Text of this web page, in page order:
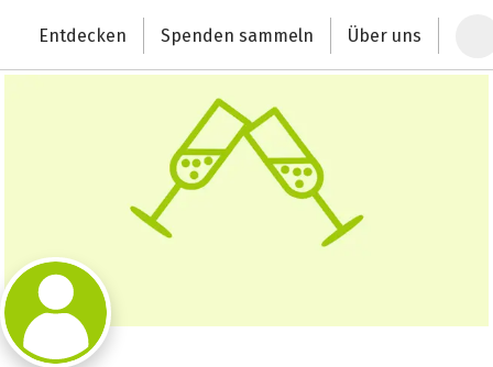
Deutschlands größte Spendenplattform
Entdecken Spenden sammeln Über uns